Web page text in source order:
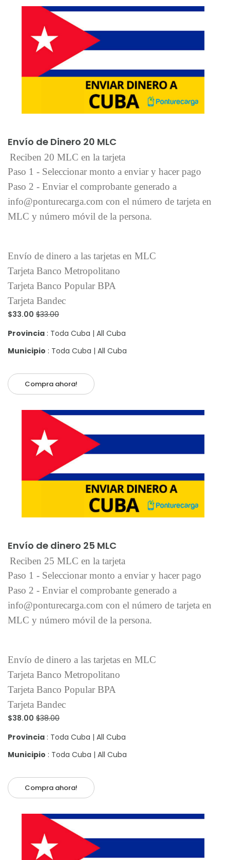
Envío de Dinero 20 MLC
Reciben 20 MLC en la tarjeta
Paso 1 - Seleccionar monto a enviar y hacer pago
Paso 2 - Enviar el comprobante generado a
info@ponturecarga.com con el número de tarjeta en
MLC y número móvil de la persona.
Envío de dinero a las tarjetas en MLC
Tarjeta Banco Metropolitano
Tarjeta Banco Popular BPA
Tarjeta Bandec
$33.00 $33.00
Provincia : Toda Cuba | All Cuba
Municipio : Toda Cuba | All Cuba
Compra ahora!
Envío de dinero 25 MLC
Reciben 25 MLC en la tarjeta
Paso 1 - Seleccionar monto a enviar y hacer pago
Paso 2 - Enviar el comprobante generado a
info@ponturecarga.com con el número de tarjeta en
MLC y número móvil de la persona.
Envío de dinero a las tarjetas en MLC
Tarjeta Banco Metropolitano
Tarjeta Banco Popular BPA
Tarjeta Bandec
$38.00 $38.00
Provincia : Toda Cuba | All Cuba
Municipio : Toda Cuba | All Cuba
Compra ahora!